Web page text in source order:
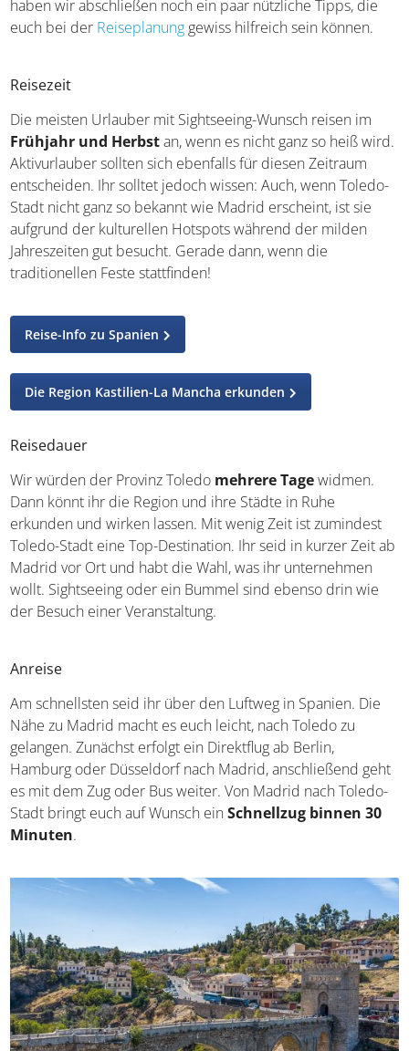
Hat einUrlaub in Toledojetzt euer Interesse geweckt?
Tipps, die euch bei der
Reisezeit
Die meisten Urlauber mit Sightseeing-Wunsch reisen im
Frühjahr und Herbstan, wenn es nicht ganz so heiß
wird. Aktivurlauber sollten sich ebenfalls für diesen
Zeitraum entscheiden. Ihr solltet jedoch wissen: Auch,
wenn Toledo-Stadt nicht ganz so bekannt wie Madrid
während der milden Jahreszeiten gut besucht. Gerade
dann, wenn die traditionellen Feste stattfinden!
Reisedauer
Wir würden der Provinz Toledomehrere Tagewidmen.
Dann könnt ihr die Region und ihre Städte in Ruhe
erkunden und wirken lassen. Mit wenig Zeit ist zumindest
Toledo-Stadt eine Top-Destination. Ihr seid in kurzer Zeit
unternehmen wollt. Sightseeing oder ein Bummel sind
Anreise
Am schnellsten seid ihr über den Luftweg in Spanien. Die
Nähe zu Madrid macht es euch leicht, nach Toledo zu
gelangen. Zunächst erfolgt ein Direktflug ab Berlin,
Hamburg oder Düsseldorf nach Madrid, anschließend
Toledo-Stadt bringt euch auf Wunsch einSchnellzug